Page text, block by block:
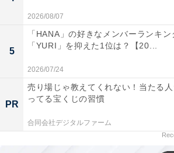
2026/08/07
5
「HANA」の好きなメンバーランキン
「YURI」を抑えた1位は？【20...
2026/07/24
PR
売り場じゃ教えてくれない！当たる
ってる宝くじの習慣
合同会社デジタルファーム